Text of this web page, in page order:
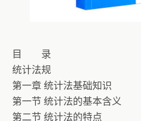
目 录
统计法规
第一章 统计法基础知识
第一节 统计法的基本含义
第二节 统计法的特点